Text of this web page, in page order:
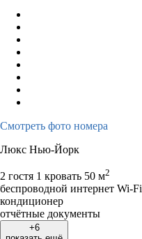
Смотреть фото номера
Люкс Нью-Йорк
2 гостя 1 кровать 50 м2
беспроводной интернет Wi-Fi
кондиционер
отчётные документы
+6